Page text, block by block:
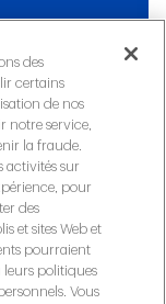
des
certains
de nos
notre service,
la fraude.
activités sur
pour
des
et sites Web et
pourraient
leurs politiques
Vous